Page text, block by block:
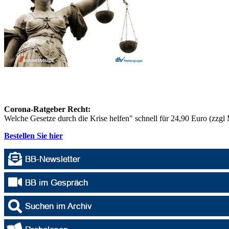
Corona-Ratgeber Recht:
Welche Gesetze durch die Krise helfen" schnell für 24,90 Euro (zzgl
Bestellen Sie hier